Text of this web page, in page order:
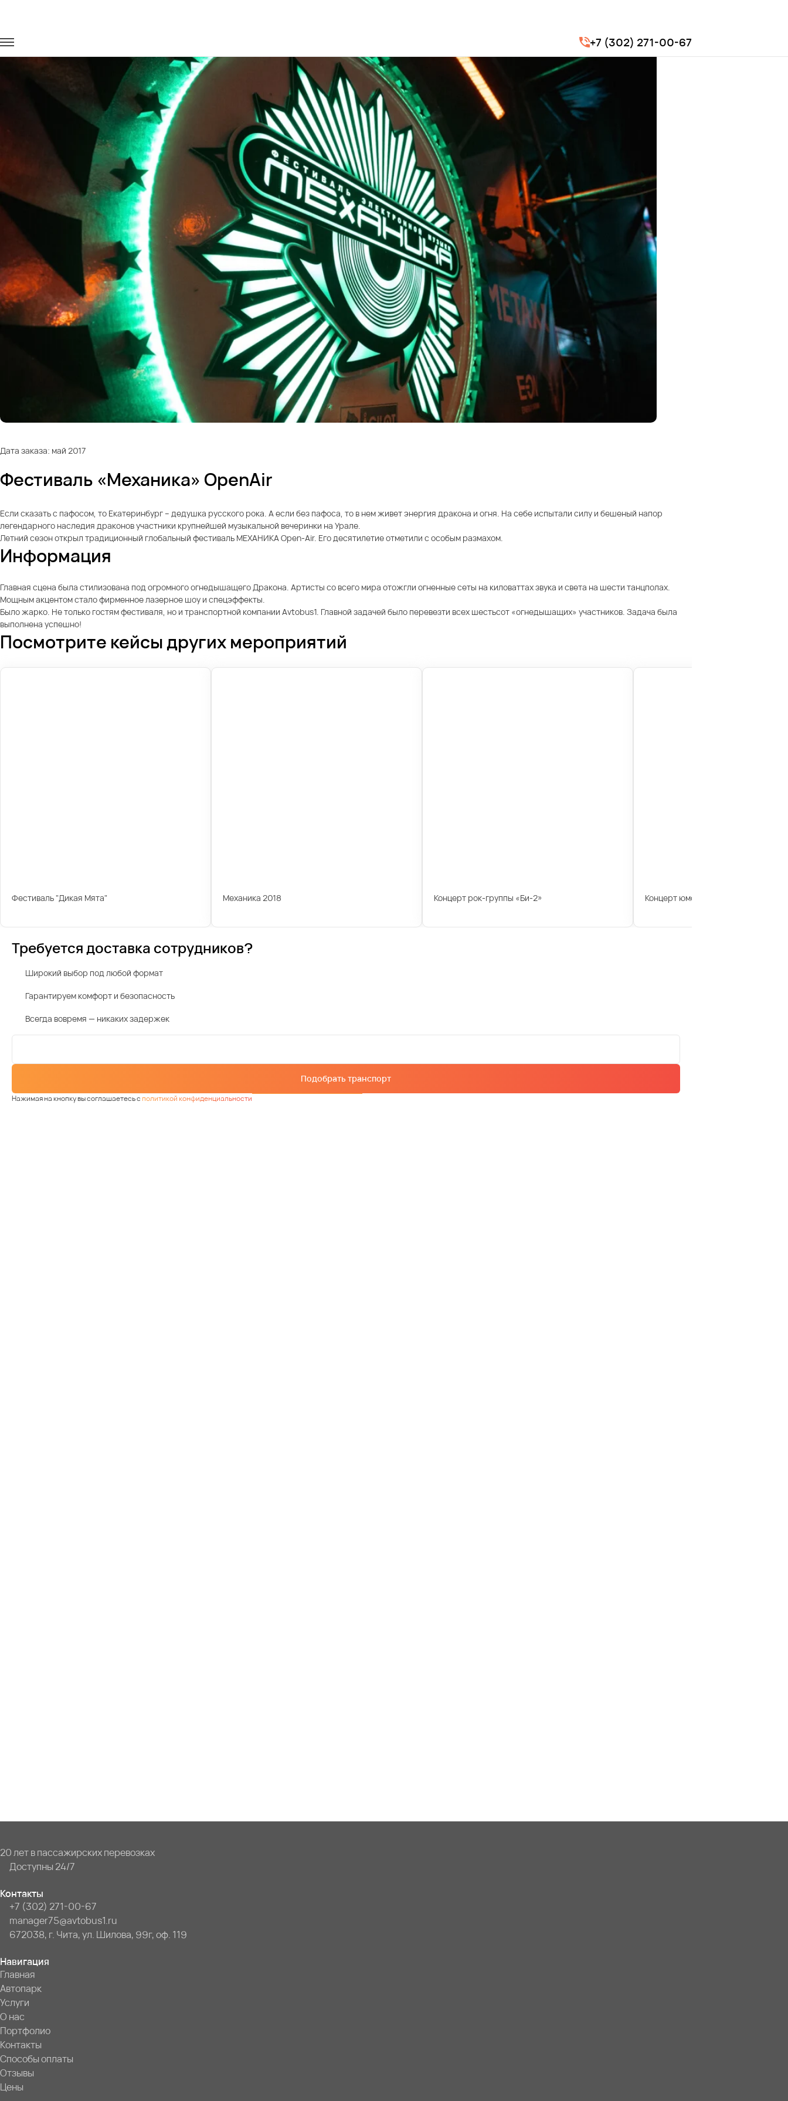
+7 (302) 271-00-67
Дата заказа: май 2017
Фестиваль «Механика» OpenAir
Если сказать с пафосом, то Екатеринбург – дедушка русского рока. А если без пафоса, то в нем живет энергия дракона и огня. На себе испытали силу и бешеный напор
легендарного наследия драконов участники крупнейшей музыкальной вечеринки на Урале.
Летний сезон открыл традиционный глобальный фестиваль МЕХАНИКА Open-Air. Его десятилетие отметили с особым размахом.
Информация
Главная сцена была стилизована под огромного огнедышащего Дракона. Артисты со всего мира отожгли огненные сеты на киловаттах звука и света на шести танцполах.
Мощным акцентом стало фирменное лазерное шоу и спецэффекты.
Было жарко. Не только гостям фестиваля, но и транспортной компании Avtobus1. Главной задачей было перевезти всех шестьсот «огнедышащих» участников. Задача была
выполнена успешно!
Посмотрите кейсы других мероприятий
Фестиваль "Дикая Мята" Механика 2018 Концерт рок-группы «Би-2» Концерт юмориста Геннадия
Требуется доставка сотрудников?
Широкий выбор под любой формат
Гарантируем комфорт и безопасность
Всегда вовремя — никаких задержек
Подобрать транспорт
Нажимая на кнопку вы соглашаетесь сполитикой конфиденциальности
20 лет в пассажирских перевозках
Доступны 24/7
Контакты
+7 (302) 271-00-67
manager75@avtobus1.ru
672038, г. Чита, ул. Шилова, 99г, оф. 119
Навигация
Главная
Автопарк
Услуги
О нас
Портфолио
Контакты
Способы оплаты
Отзывы
Цены